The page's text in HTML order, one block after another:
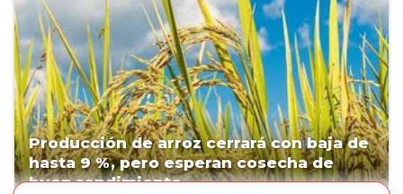
Producción de arroz cerrará con baja de
hasta 9 %, pero esperan cosecha de
buen rendimiento